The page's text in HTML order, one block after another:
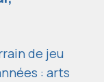
de jeu
: arts